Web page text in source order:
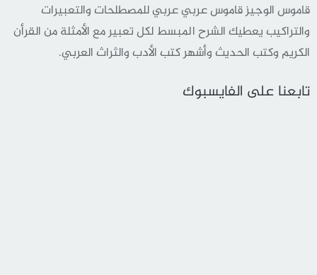
قاموس الوجيز قاموس عربي عربي للمصطلحات والتعبيرات
والتراكيب يعطيك الشرح المبسط لكل تعبير مع الأمثلة من القرأن
الكريم وكتب الحديث وأشهر كتب الأدب والثراث العربي.
تابعنا على الفايسبوك